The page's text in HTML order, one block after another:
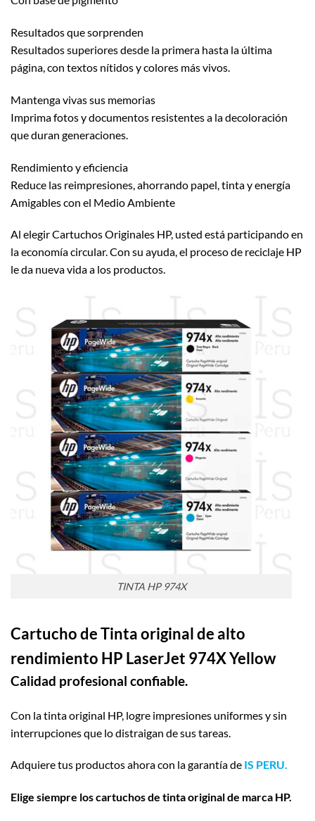
Resultados que sorprenden
Resultados superiores desde la primera hasta la última
página, con textos nítidos y colores más vivos.
Mantenga vivas sus memorias
Imprima fotos y documentos resistentes a la decoloración
que duran generaciones.
Rendimiento y eficiencia
Reduce las reimpresiones, ahorrando papel, tinta y energía
Amigables con el Medio Ambiente
Al elegir Cartuchos Originales HP, usted está participando en
la economía circular. Con su ayuda, el proceso de reciclaje HP
le da nueva vida a los productos.
TINTA HP 974X
Cartucho de Tinta original de alto
rendimiento HP LaserJet 974X Yellow
Calidad profesional confiable.
Con la tinta original HP, logre impresiones uniformes y sin
interrupciones que lo distraigan de sus tareas.
Adquiere tus productos ahora con la garantía de IS PERU.
Elige siempre los cartuchos de tinta original de marca HP.